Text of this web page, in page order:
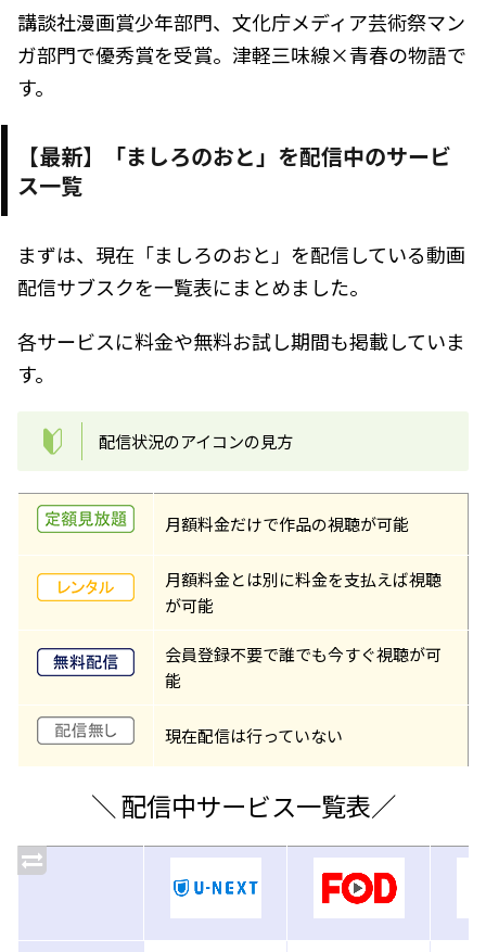
講談社漫画賞少年部門、文化庁メディア芸術祭マン
ガ部門で優秀賞を受賞。津軽三味線×青春の物語で
す。
【最新】「ましろのおと」を配信中のサービ
ス一覧
まずは、現在「ましろのおと」を配信している動画
配信サブスクを一覧表にまとめました。
各サービスに料金や無料お試し期間も掲載していま
す。
配信状況のアイコンの見方
月額料金だけで作品の視聴が可能
月額料金とは別に料金を支払えば視聴
が可能
会員登録不要で誰でも今すぐ視聴が可
能
現在配信は行っていない
＼ 配信中サービス一覧表／